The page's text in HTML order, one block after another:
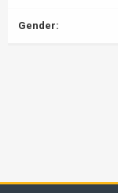
Gender: